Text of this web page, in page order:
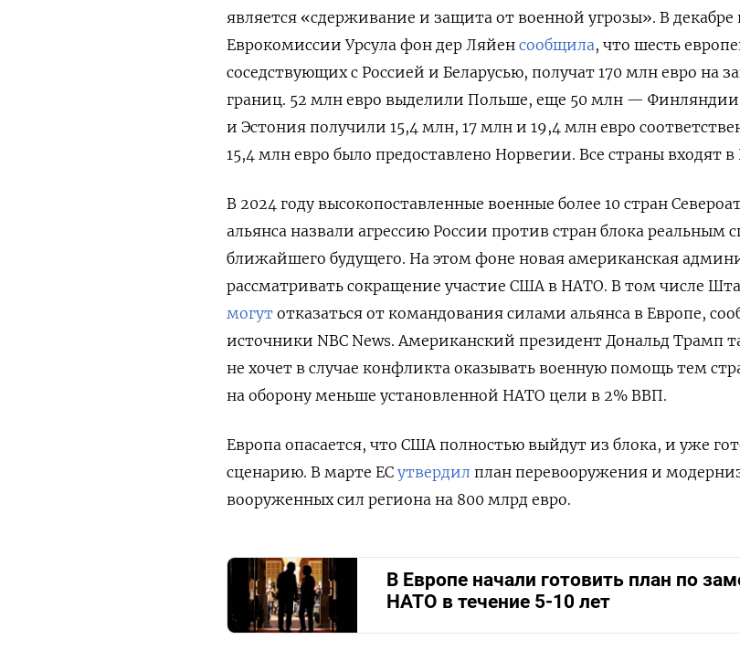
является «сдерживание и защита от военной угрозы». В декабре
Еврокомиссии Урсула фон дер Ляйен сообщила, что шесть
соседствующих с Россией и Беларусью, получат 170 млн евро на
границ. 52 млн евро выделили Польше, еще 50 млн —
и Эстония получили 15,4 млн, 17 млн и 19,4 млн евро
15,4 млн евро было предоставлено Норвегии. Все страны входят
В 2024 году высокопоставленные военные более 10 стран
альянса назвали агрессию России против стран блока реальным
ближайшего будущего. На этом фоне новая американская
рассматривать сокращение участие США в НАТО. В том числе
могут отказаться от командования силами альянса в Европе,
источники NBC News. Американский президент Дональд Трамп
не хочет в случае конфликта оказывать военную помощь тем
на оборону меньше установленной НАТО цели в 2% ВВП.
Европа опасается, что США полностью выйдут из блока, и уже
сценарию. В марте ЕС утвердил план перевооружения и
вооруженных сил региона на 800 млрд евро.
В Европе начали готовить план по
НАТО в течение 5-10 лет